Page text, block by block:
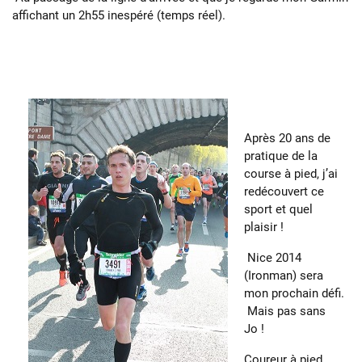
affichant un 2h55 inespéré (temps réel).
Après 20 ans de
pratique de la
course à pied, j’ai
redécouvert ce
sport et quel
plaisir !
Nice 2014
(Ironman) sera
mon prochain défi.
Mais pas sans
Jo !